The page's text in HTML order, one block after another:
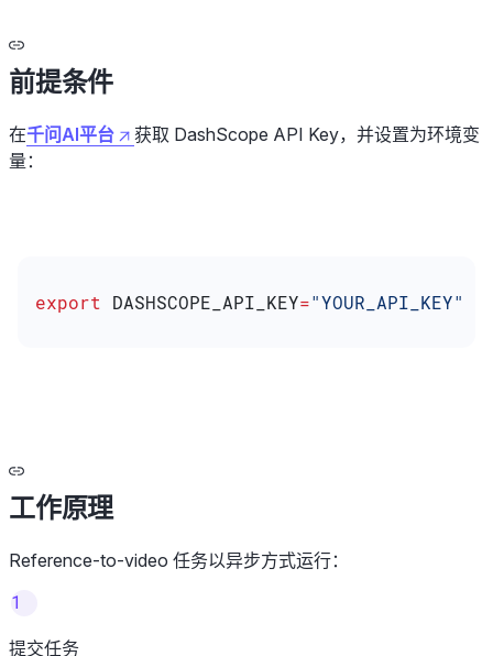
前提条件
在千问AI平台
获取 DashScope API Key，并设置为环境变
量：
export DASHSCOPE_API_KEY="YOUR_API_KEY"
工作原理
Reference-to-video 任务以异步方式运行：
1
提交任务